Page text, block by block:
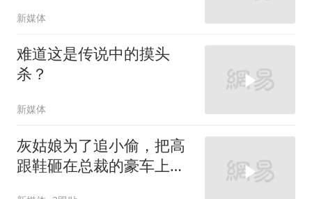
新媒体
难道这是传说中的摸头
杀？
新媒体
灰姑娘为了追小偷，把高
跟鞋砸在总裁的豪车上，